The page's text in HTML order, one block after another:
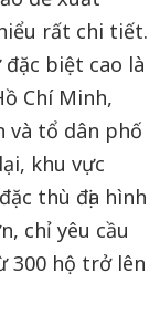
rất chi tiết.
biệt cao là
Chí Minh,
và tổ dân phố
khu vực
thù địa hình
chỉ yêu cầu
300 hộ trở lên